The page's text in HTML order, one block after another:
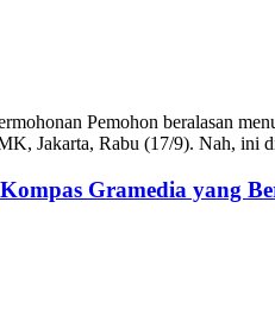
Pemohon beralasan
Jakarta, Rabu (17/9). Nah, ini
Gramedia yang